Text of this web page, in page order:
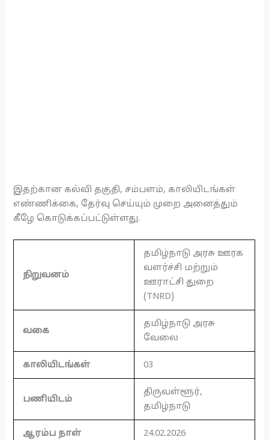
இதற்கான கல்வி தகுதி, சம்பளம், காலியிடங்கள்
எண்ணிக்கை, தேர்வு செய்யும் முறை அனைத்தும்
கீழே கொடுக்கப்பட்டுள்ளது.
நிறுவனம்
தமிழ்நாடு அரசு ஊரக
வளர்ச்சி மற்றும்
ஊராட்சி துறை
(TNRD)
வகை
தமிழ்நாடு அரசு
வேலை
காலியிடங்கள் 03
பணியிடம்
திருவள்ளூர்,
தமிழ்நாடு
ஆரம்ப நாள் 24.02.2026